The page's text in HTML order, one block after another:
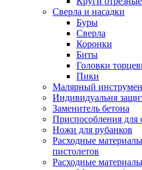
Сверла и насадки
Буры
Сверла
Коронки
Биты
Головки
Пики
Малярный
Индивидуальня
Заменитель бетона
Приспособления для
Ножи для рубанков
Расходные
пистолетов
Расходные